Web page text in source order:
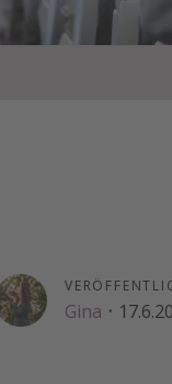
Gina ·